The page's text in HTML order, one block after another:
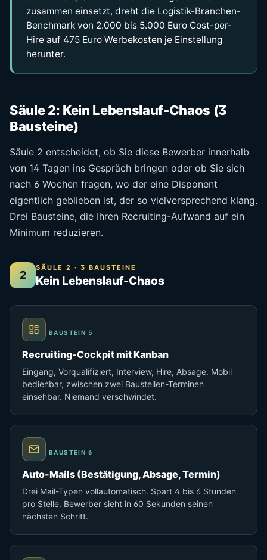
zusammen einsetzt, dreht die Logistik-Branchen-
Benchmark von 2.000 bis 5.000 Euro Cost-per-
Hire auf 475 Euro Werbekosten je Einstellung
herunter.
Säule 2: Kein Lebenslauf-Chaos (3
Bausteine)
Säule 2 entscheidet, ob Sie diese Bewerber innerhalb
von 14 Tagen ins Gespräch bringen oder ob Sie sich
nach 6 Wochen fragen, wo der eine Disponent
eigentlich geblieben ist, der so vielversprechend klang.
Drei Bausteine, die Ihren Recruiting-Aufwand auf ein
Minimum reduzieren.
2
SÄULE 2 · 3 BAUSTEINE
Kein Lebenslauf-Chaos
BAUSTEIN 5
Recruiting-Cockpit mit Kanban
Eingang, Vorqualifiziert, Interview, Hire, Absage. Mobil
bedienbar, zwischen zwei Baustellen-Terminen
einsehbar. Niemand verschwindet.
BAUSTEIN 6
Auto-Mails (Bestätigung, Absage, Termin)
Drei Mail-Typen vollautomatisch. Spart 4 bis 6 Stunden
pro Stelle. Bewerber sieht in 60 Sekunden seinen
nächsten Schritt.